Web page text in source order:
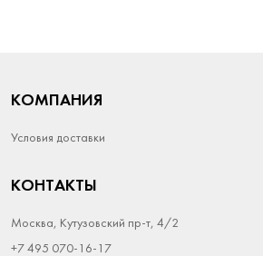
КОМПАНИЯ
Условия доставки
КОНТАКТЫ
Москва, Кутузовский пр-т, 4/2
+7 495 070-16-17